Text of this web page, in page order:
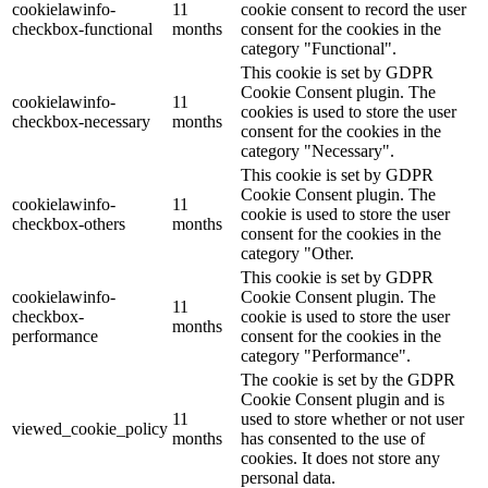
cookielawinfo-
checkbox-functional
11
months
cookie consent to record the user
consent for the cookies in the
category "Functional".
cookielawinfo-
checkbox-necessary
11
months
This cookie is set by GDPR
Cookie Consent plugin. The
cookies is used to store the user
consent for the cookies in the
category "Necessary".
cookielawinfo-
checkbox-others
11
months
This cookie is set by GDPR
Cookie Consent plugin. The
cookie is used to store the user
consent for the cookies in the
category "Other.
cookielawinfo-
checkbox-
performance
11
months
This cookie is set by GDPR
Cookie Consent plugin. The
cookie is used to store the user
consent for the cookies in the
category "Performance".
viewed_cookie_policy
11
months
The cookie is set by the GDPR
Cookie Consent plugin and is
used to store whether or not user
has consented to the use of
cookies. It does not store any
personal data.